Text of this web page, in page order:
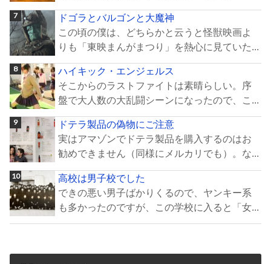
ドゴラとバルゴンと大魔神
この頃の僕は、どちらかと云うと怪獣映画よ
りも「東映まんがまつり」を熱心に見ていた...
ハイキック・エンジェルス
そこからのラストファイトは素晴らしい。序
盤で大人数の大乱闘シーンになったので、こ...
ドテラ製品の偽物にご注意
実はアマゾンでドテラ製品を購入するのはお
勧めできません（同様にメルカリでも）。な...
高校は男子校でした
できの悪い男子ばかりくるので、ヤンキー系
も多かったのですが、この学校に入ると「女...